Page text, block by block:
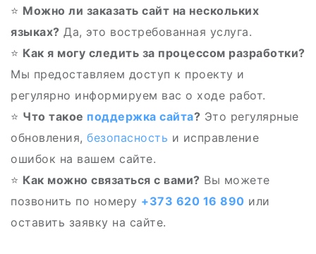
⭐ Можно ли заказать сайт на нескольких
языках? Да, это востребованная услуга.
⭐ Как я могу следить за процессом разработки?
Мы предоставляем доступ к проекту и
регулярно информируем вас о ходе работ.
⭐ Что такое поддержка сайта? Это регулярные
обновления, безопасность и исправление
ошибок на вашем сайте.
⭐ Как можно связаться с вами? Вы можете
позвонить по номеру +373 620 16 890 или
оставить заявку на сайте.